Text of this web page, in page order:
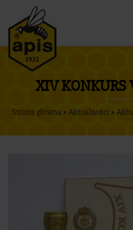
Oferta
O firmie
Nasze produkty
Media
XIV
Strona główna » Aktualności »